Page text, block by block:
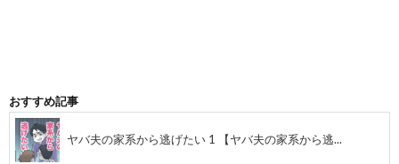
おすすめ記事
ヤバ夫の家系から逃げたい 1 【ヤバ夫の家系から逃...